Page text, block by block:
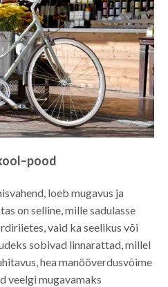
loeb mugavus ja
on selline, mille sadulasse
vaid ka seelikus või
sobivad linnarattad, millel
hea manööverdusvõime
veelgi mugavamaks